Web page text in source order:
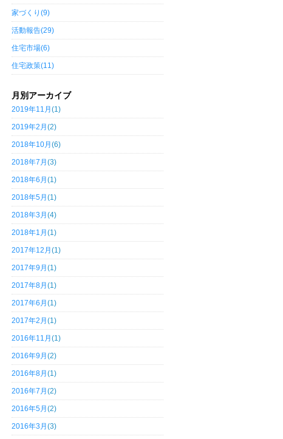
家づくり(9)
活動報告(29)
住宅市場(6)
住宅政策(11)
月別アーカイブ
2019年11月 (1)
2019年2月 (2)
2018年10月 (6)
2018年7月 (3)
2018年6月 (1)
2018年5月 (1)
2018年3月 (4)
2018年1月 (1)
2017年12月 (1)
2017年9月 (1)
2017年8月 (1)
2017年6月 (1)
2017年2月 (1)
2016年11月 (1)
2016年9月 (2)
2016年8月 (1)
2016年7月 (2)
2016年5月 (2)
2016年3月 (3)